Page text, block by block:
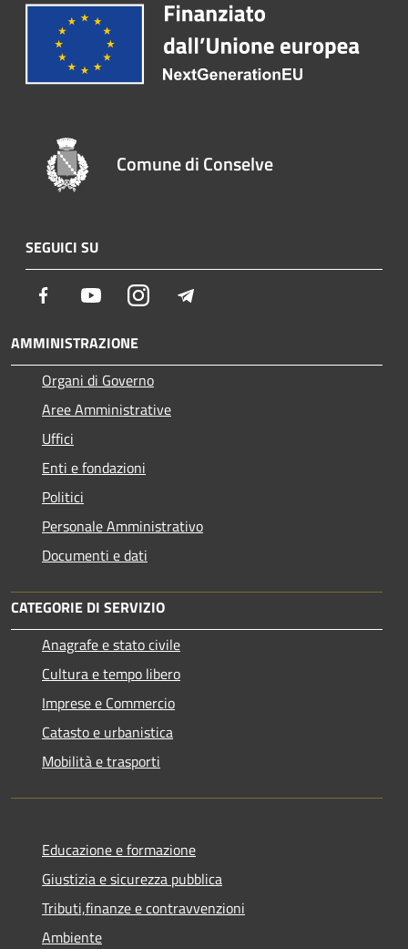
Comune di Conselve
SEGUICI SU
Facebook YoutubeInstagram
AMMINISTRAZIONE
Organi di Governo
Aree Amministrative
Uffici
Enti e fondazioni
Politici
Personale Amministrativo
Documenti e dati
CATEGORIE DI SERVIZIO
Anagrafe e stato civile
Cultura e tempo libero
Imprese e Commercio
Catasto e urbanistica
Mobilità e trasporti
Educazione e formazione
Giustizia e sicurezza pubblica
Tributi,finanze e contravvenzioni
Ambiente